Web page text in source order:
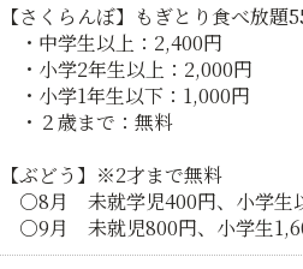
【さくらんぼ】もぎとり食べ放題
・中学生以上：2,400円
・小学2年生以上：2,000円
・小学1年生以下：1,000円
・２歳まで：無料
【ぶどう】※2才まで無料
○8月 未就学児400円、小学生
○9月 未就児800円、小学生